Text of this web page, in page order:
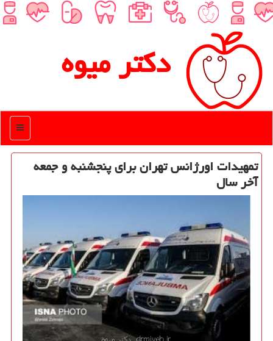
دكتر میوه
منو
تمهیدات اورژانس تهران برای پنجشنبه و جمعه
آخر سال